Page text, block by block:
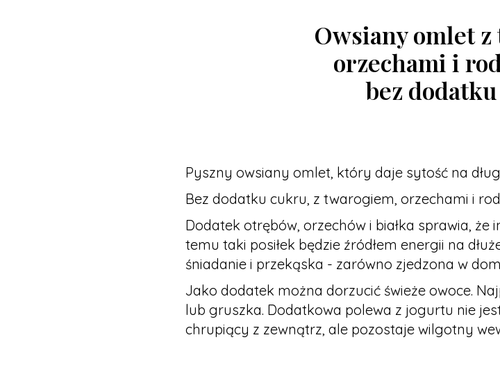
Owsiany omlet
orzechami i
bez
Pyszny owsiany omlet, który daje sytość na
Bez dodatku cukru, z twarogiem, orzechami i
Dodatek otrębów, orzechów i białka sprawia, że
temu taki posiłek będzie źródłem energii na
śniadanie i przekąska - zarówno zjedzona w
Jako dodatek można dorzucić świeże owoce.
lub gruszka. Dodatkowa polewa z jogurtu nie
chrupiący z zewnątrz, ale pozostaje wilgotny